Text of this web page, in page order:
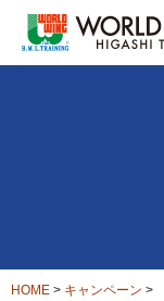
HOME > キャンペーン >